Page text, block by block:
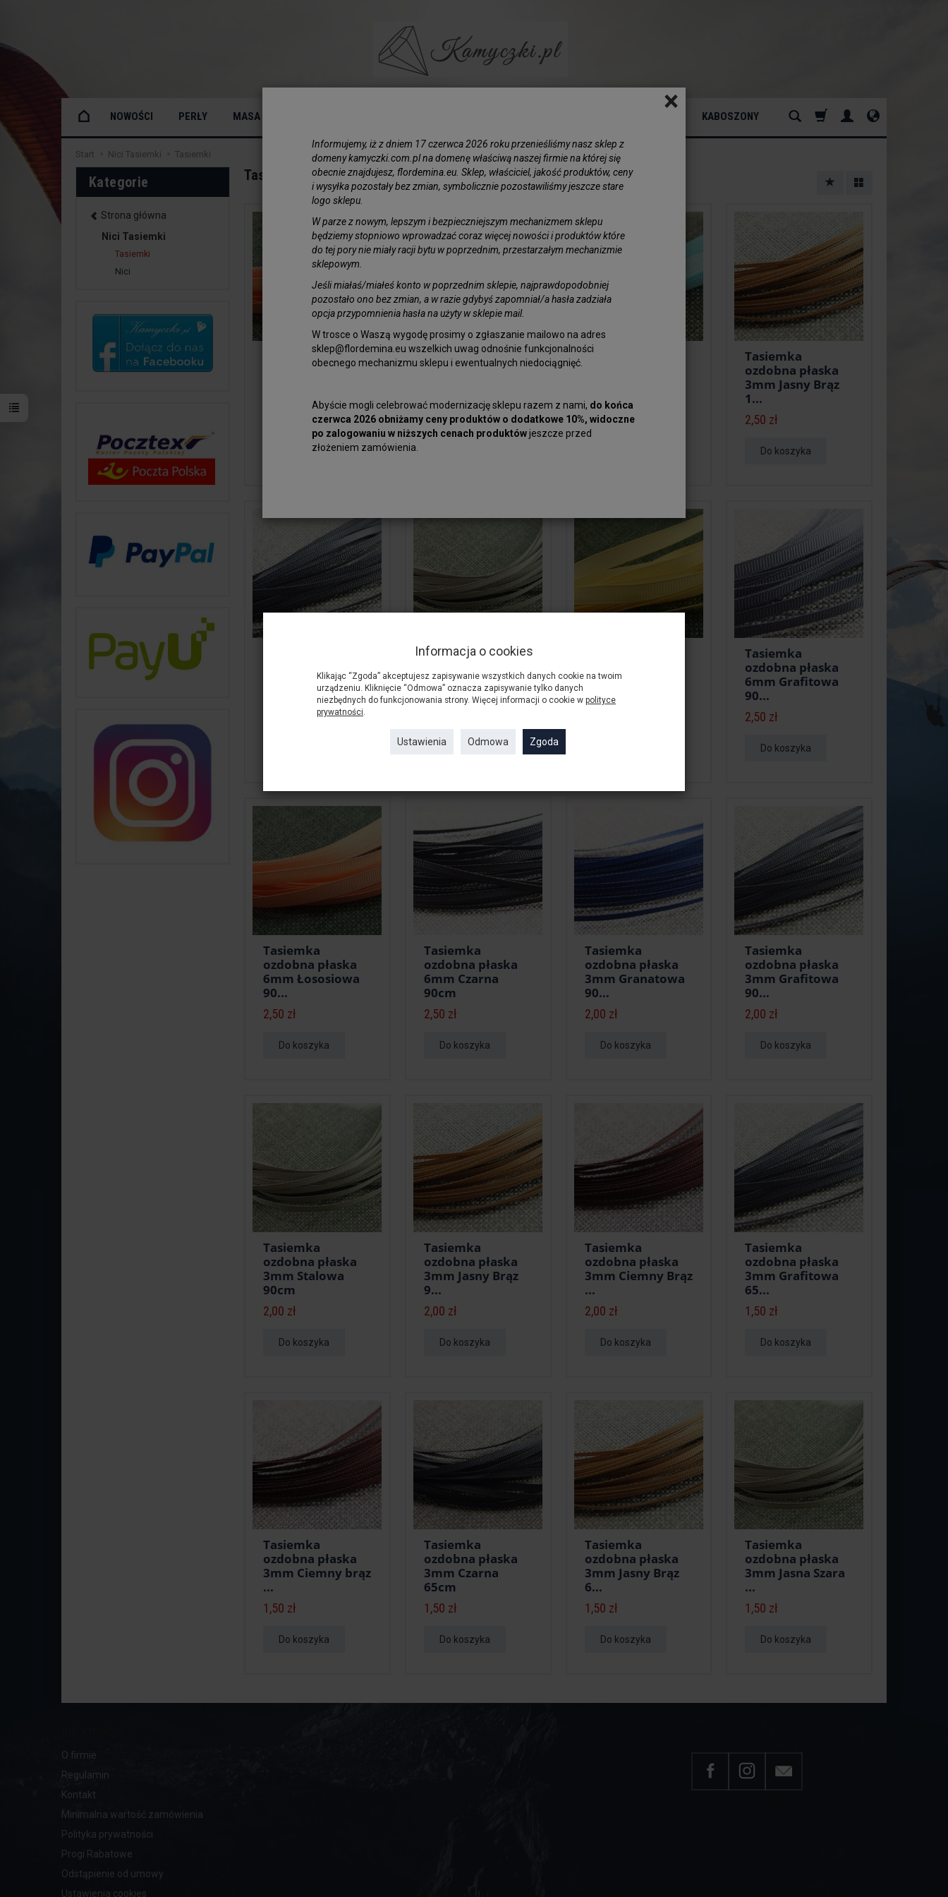
×
Informujemy, iż z dniem 17 czerwca 2026 roku przenieśliśmy nasz sklep z
domeny kamyczki.com.pl na domenę właściwą naszej firmie na której się
obecnie znajdujesz, flordemina.eu. Sklep, właściciel, jakość produktów, ceny
i wysyłka pozostały bez zmian, symbolicznie pozostawiliśmy jeszcze stare
logo sklepu.
W parze z nowym, lepszym i bezpieczniejszym mechanizmem sklepu
będziemy stopniowo wprowadzać coraz więcej nowości i produktów które
do tej pory nie miały racji bytu w poprzednim, przestarzałym mechanizmie
sklepowym.
Jeśli miałaś/miałeś konto w poprzednim sklepie, najprawdopodobniej
pozostało ono bez zmian, a w razie gdybyś zapomniał/a hasła zadziała
opcja przypomnienia hasła na użyty w sklepie mail.
W trosce o Waszą wygodę prosimy o zgłaszanie mailowo na adres
sklep@flordemina.eu wszelkich uwag odnośnie funkcjonalności
obecnego mechanizmu sklepu i ewentualnych niedociągnięć.
Abyście mogli celebrować modernizację sklepu razem z nami, do końca
czerwca 2026 obniżamy ceny produktów o dodatkowe 10%, widoczne
po zalogowaniu w niższych cenach produktówjeszcze przed
złożeniem zamówienia.
NOWOŚCI PERŁY MASA PERŁOWA KABOSZONY
Start Nici Tasiemki Tasiemki
Tasiemki
Tasiemka
ozdobna płaska
Do koszyka
Tasiemka
ozdobna płaska
...
3,00 zł
Tasiemka
120...
3,00 zł
Tasiemka
ozdobna płaska
3mm Jasny Brąz
1...
2,50 zł
Do koszyka
3mm Grafitowa
Tasiemka
3mm Stalowa
120cm
Do koszyka
6mm Jasna Żółta
...
Tasiemka
ozdobna płaska
6mm Grafitowa
90...
2,50 zł
Do koszyka
Tasiemka
ozdobna płaska
6mm Łososiowa
90...
2,50 zł
Do koszyka
Tasiemka
ozdobna płaska
6mm Czarna
90cm
2,50 zł
Do koszyka
Tasiemka
ozdobna płaska
3mm Granatowa
90...
2,00 zł
Do koszyka
Tasiemka
ozdobna płaska
3mm Grafitowa
90...
2,00 zł
Do koszyka
Tasiemka
ozdobna płaska
3mm Stalowa
90cm
2,00 zł
Do koszyka
Tasiemka
ozdobna płaska
3mm Jasny Brąz
9...
2,00 zł
Do koszyka
Tasiemka
ozdobna płaska
3mm Ciemny Brąz
...
2,00 zł
Do koszyka
Tasiemka
ozdobna płaska
3mm Grafitowa
65...
1,50 zł
Do koszyka
Tasiemka
ozdobna płaska
3mm Ciemny brąz
...
1,50 zł
Do koszyka
Tasiemka
ozdobna płaska
3mm Czarna
65cm
1,50 zł
Do koszyka
Tasiemka
ozdobna płaska
3mm Jasny Brąz
6...
1,50 zł
Do koszyka
Tasiemka
ozdobna płaska
3mm Jasna Szara
...
1,50 zł
Do koszyka
Kategorie
Strona główna
Nici Tasiemki
Tasiemki
Nici
O firmie
Regulamin
Kontakt
Minimalna wartość zamówienia
Polityka prywatności
Progi Rabatowe
Odstąpienie od umowy
Ustawienia cookies
Informacja o cookies
Klikając “Zgoda” akceptujesz zapisywanie wszystkich danych cookie na twoim
urządzeniu. Kliknięcie “Odmowa” oznacza zapisywanie tylko danych
niezbędnych do funkcjonowania strony. Więcej informacji o cookie w polityce
prywatności.
Ustawienia Odmowa Zgoda